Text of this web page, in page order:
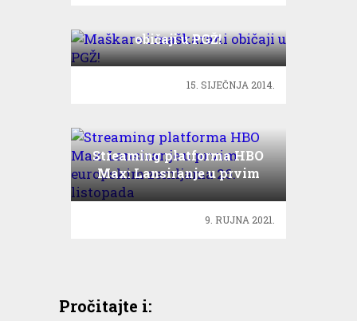
običaji u PGŽ!
15. SIJEČNJA 2014.
Streaming platforma HBO
Max: Lansiranje u prvim
europskim zemljama 26.
9. RUJNA 2021.
Pročitajte i: